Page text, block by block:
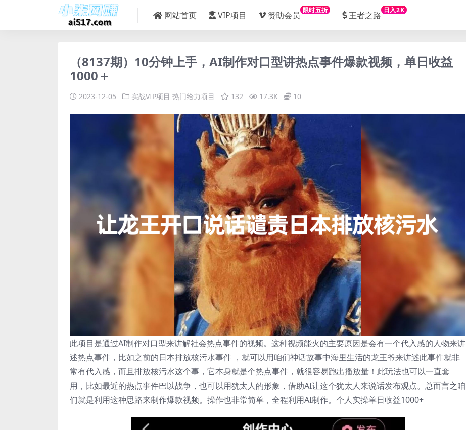
网站首页 VIP项目 赞助会员 限时五折 王者之路 日入2K
（8137期）10分钟上手，AI制作对口型讲热点事件爆款视频，单日收益
1000＋
2023-12-05 实战VIP项目 热门给力项目 132 17.3K 10
此项目是通过AI制作对口型来讲解社会热点事件的视频。这种视频能火的主要原因是会有一个代入感的人物来讲
述热点事件，比如之前的日本排放核污水事件 ，就可以用咱们神话故事中海里生活的龙王爷来讲述此事件就非
常有代入感，而且排放核污水这个事，它本身就是个热点事件，就很容易跑出播放量！此玩法也可以一直套
用，比如最近的热点事件巴以战争，也可以用犹太人的形象，借助AI让这个犹太人来说话发布观点。总而言之咱
们就是利用这种思路来制作爆款视频。操作也非常简单，全程利用AI制作。个人实操单日收益1000+